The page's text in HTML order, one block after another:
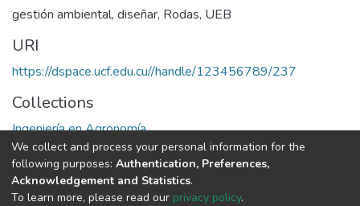
gestión ambiental, diseñar, Rodas, UEB
URI
https://dspace.ucf.edu.cu//handle/123456789/237
Collections
Ingeniería en Agronomía
Full item page
We collect and process your personal information for the
following purposes: Authentication, Preferences,
Acknowledgement and Statistics.
To learn more, please read our privacy policy.